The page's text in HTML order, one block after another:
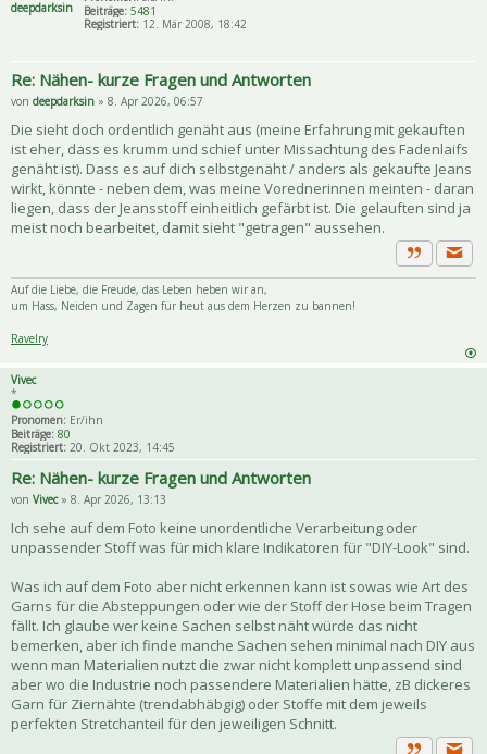
deepdarksin
Beiträge: 5481
Registriert: 12. Mär 2008, 18:42
Re: Nähen- kurze Fragen und Antworten
von deepdarksin » 8. Apr 2026, 06:57
Die sieht doch ordentlich genäht aus (meine Erfahrung mit gekauften
ist eher, dass es krumm und schief unter Missachtung des Fadenlaifs
genäht ist). Dass es auf dich selbstgenäht / anders als gekaufte Jeans
wirkt, könnte - neben dem, was meine Vorednerinnen meinten - daran
liegen, dass der Jeansstoff einheitlich gefärbt ist. Die gelauften sind ja
meist noch bearbeitet, damit sieht "getragen" aussehen.
Zitat
Auf die Liebe, die Freude, das Leben heben wir an,
um Hass, Neiden und Zagen für heut aus dem Herzen zu bannen!
Ravelry
Vivec
*
Pronomen: Er/ihn
Beiträge: 80
Registriert: 20. Okt 2023, 14:45
Re: Nähen- kurze Fragen und Antworten
von Vivec» 8. Apr 2026, 13:13
Ich sehe auf dem Foto keine unordentliche Verarbeitung oder
unpassender Stoff was für mich klare Indikatoren für "DIY-Look" sind.
Was ich auf dem Foto aber nicht erkennen kann ist sowas wie Art des
Garns für die Absteppungen oder wie der Stoff der Hose beim Tragen
fällt. Ich glaube wer keine Sachen selbst näht würde das nicht
bemerken, aber ich finde manche Sachen sehen minimal nach DIY aus
wenn man Materialien nutzt die zwar nicht komplett unpassend sind
aber wo die Industrie noch passendere Materialien hätte, zB dickeres
Garn für Ziernähte (trendabhäbgig) oder Stoffe mit dem jeweils
perfekten Stretchanteil für den jeweiligen Schnitt.